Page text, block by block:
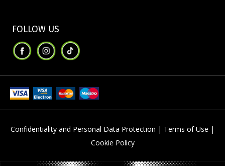
FOLLOW US
Confidentiality and Personal Data Protection | Terms of Use |
Cookie Policy